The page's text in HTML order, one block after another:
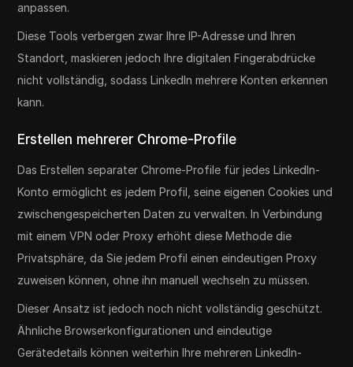
anpassen.
Diese Tools verbergen zwar Ihre IP-Adresse und Ihren
Standort, maskieren jedoch Ihre digitalen Fingerabdrücke
nicht vollständig, sodass LinkedIn mehrere Konten erkennen
kann.
Erstellen mehrerer Chrome-Profile
Das Erstellen separater Chrome-Profile für jedes LinkedIn-
Konto ermöglicht es jedem Profil, seine eigenen Cookies und
zwischengespeicherten Daten zu verwalten. In Verbindung
mit einem VPN oder Proxy erhöht diese Methode die
Privatsphäre, da Sie jedem Profil einen eindeutigen Proxy
zuweisen können, ohne ihn manuell wechseln zu müssen.
Dieser Ansatz ist jedoch noch nicht vollständig geschützt.
Ähnliche Browserkonfigurationen und eindeutige
Gerätedetails können weiterhin Ihre mehreren LinkedIn-